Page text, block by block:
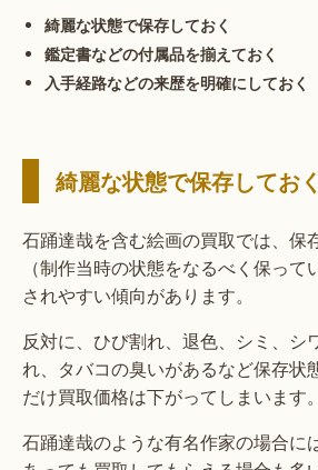
綺麗な状態で保存しておく
鑑定書などの付属品を揃えておく
入手経路などの来歴を明確にしておく
綺麗な状態で保存しておく
石踊達哉を含む絵画の買取では、保
（制作当時の状態をなるべく保って
されやすい傾向があります。
反対に、ひび割れ、退色、シミ、シ
れ、タバコの臭いがあるなど保存状
だけ買取価格は下がってしまいます。
石踊達哉のような有名作家の場合に